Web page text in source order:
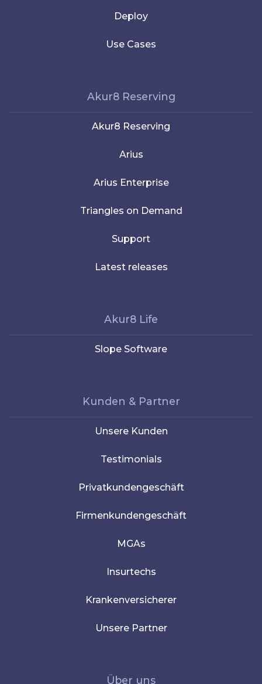
Deploy
Use Cases
Akur8 Reserving
Akur8 Reserving
Arius
Arius Enterprise
Triangles on Demand
Support
Latest releases
Akur8 Life
Slope Software
Kunden & Partner
Unsere Kunden
Testimonials
Privatkundengeschäft
Firmenkundengeschäft
MGAs
Insurtechs
Krankenversicherer
Unsere Partner
Über uns